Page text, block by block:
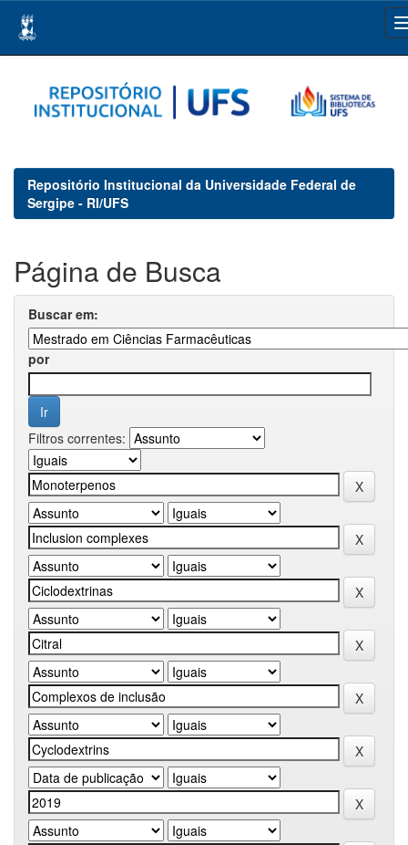
navigation
Repositório Institucional da Universidade Federal de
Sergipe - RI/UFS
Página de Busca
Buscar em:
por
Filtros correntes: